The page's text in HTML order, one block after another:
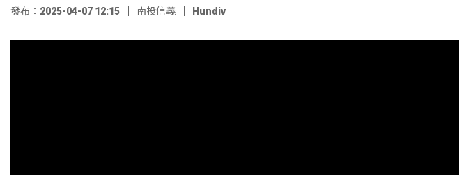
發布：2025-04-07 12:15 南投信義 Hundiv